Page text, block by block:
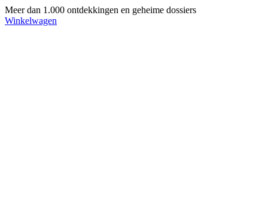
Meer dan 1.000 ontdekkingen en geheime dossiers
Winkelwagen